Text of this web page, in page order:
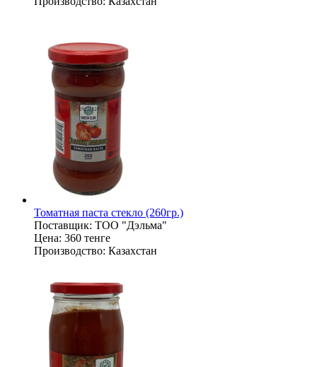
Томатная паста стекло (260гр.)
Поставщик: ТОО "Дэльма"
Цена: 360 тенге
Производство: Казахстан